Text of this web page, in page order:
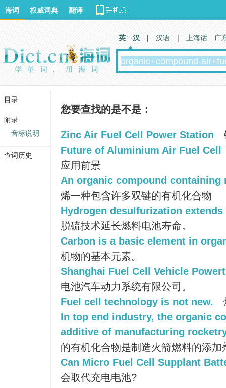
您要查找的是不是：
Zinc Air Fuel Cell Power Station
Future of Aluminium Air Fuel Cell
应用前景
An organic compound containing
烯一种包含许多双键的有机化合物
Hydrogen desulfurization
脱硫技术延长燃料电池寿命。
Carbon is a basic element in
机物的基本元素。
Shanghai Fuel Cell Vehicle
电池汽车动力系统有限公司。
Fuel cell technology is not new.
In top end industry, the organic
additive of manufacturing
的有机化合物是制造火箭燃料的添加
Can Micro Fuel Cell Supplant
会取代充电电池?
海词 权威词典 翻译
英 汉 | 汉语 | 上海话 广
目录
附录
音标说明
查词历史